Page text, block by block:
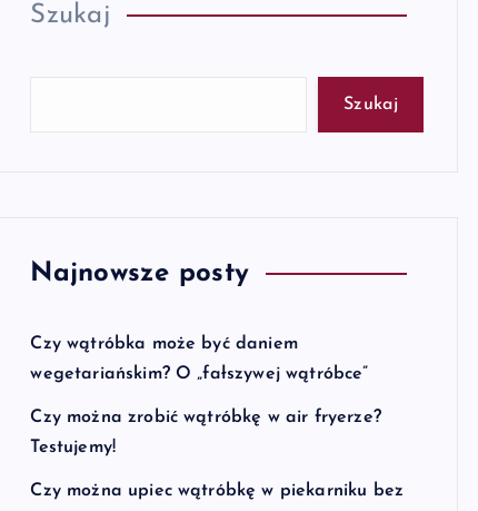
Szukaj
Szukaj
Najnowsze posty
Czy wątróbka może być daniem
wegetariańskim? O „fałszywej wątróbce”
Czy można zrobić wątróbkę w air fryerze?
Testujemy!
Czy można upiec wątróbkę w piekarniku bez